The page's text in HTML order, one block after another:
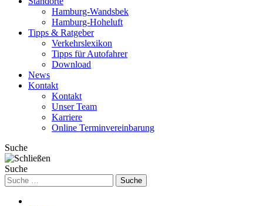
Hamburg-Wandsbek
Hamburg-Hoheluft
Tipps & Ratgeber
Verkehrslexikon
Tipps für Autofahrer
Download
News
Kontakt
Kontakt
Unser Team
Karriere
Online Terminvereinbarung
Suche
Suche
Suche